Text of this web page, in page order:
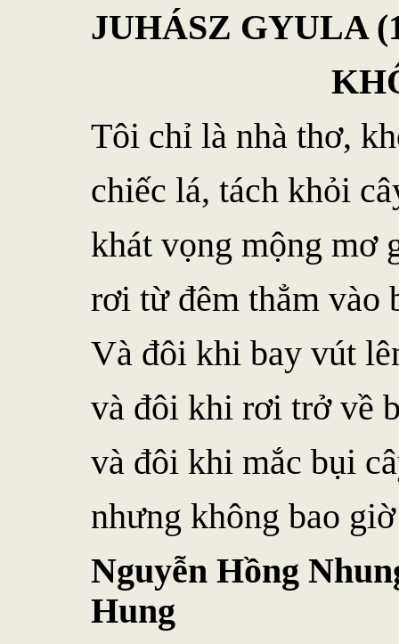
JUHÁSZ GYULA
KHÔNG
Tôi chỉ là nhà thơ,
chiếc lá, tách khỏi
khát vọng mộng mơ
rơi từ đêm thẳm vào
Và đôi khi bay vút
và đôi khi rơi trở về
và đôi khi mắc bụi
nhưng không bao
Nguyễn Hồng
Hung